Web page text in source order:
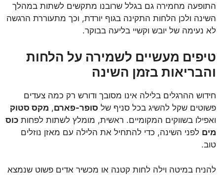
התופעה מחמירה גם בגלל שרובנו מתקשים לשתות במהלך
השינה ולכן הלחות התקינה בגוף יורדת, וכך מתעוררת הרגשה
לא נעימה של יובש וקשיי בליעה בבוקר.
טיפים מעשיים לשמירה על הלחות
והבריאות בזמן השינה
חידוש ההרגלים בלילה אינו מסובך ודורש רק כמה צעדים
פשוטים שקל להשיג בכל סניף של סופר-פארם, מקס סטוק
ואפילו בשווקים המקומיים. ראשית, מומלץ לשתות לפחות כוס
מים לפני השינה, כדי להתחיל את הלילה עם מאזן נוזלים
טוב.
להניח במיטה וילה לחות קטנה או מכשיר אדים פשוט שנמצא